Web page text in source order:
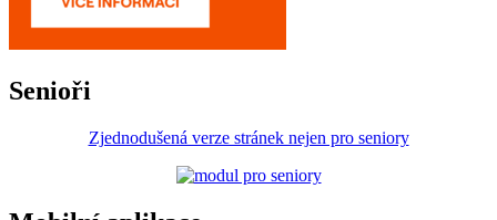
Senioři
Zjednodušená verze stránek nejen pro seniory